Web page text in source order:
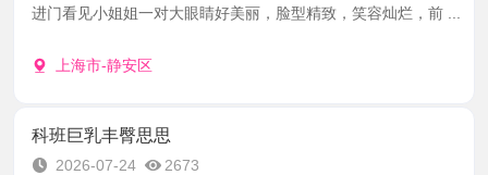
进门看见小姐姐一对大眼睛好美丽，脸型精致，笑容灿烂，前 ...
上海市-静安区
科班巨乳丰臀思思
2026-07-24
2673